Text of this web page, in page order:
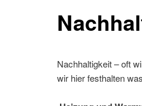
Nachhaltigkeit – oft
wir hier festhalten